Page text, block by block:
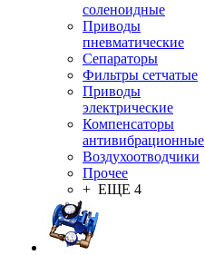
соленоидные
Приводы
пневматические
Сепараторы
Фильтры сетчатые
Приводы
электрические
Компенсаторы
антивибрационные
Воздухоотводчики
Прочее
+ ЕЩЕ 4